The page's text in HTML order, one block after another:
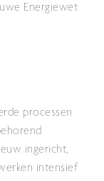
Energiewet
processen
ingericht,
intensief